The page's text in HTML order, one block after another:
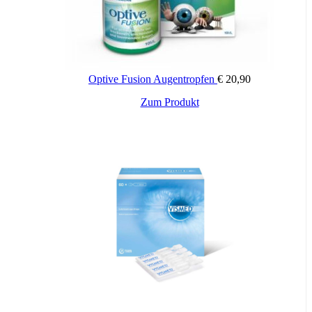
Optive Fusion Augentropfen € 20,90
Zum Produkt